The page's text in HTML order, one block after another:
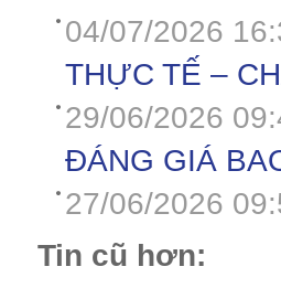
04/07/2026
THỰC TẾ –
29/06/2026
ĐÁNG GIÁ
27/06/2026
Tin cũ hơn: